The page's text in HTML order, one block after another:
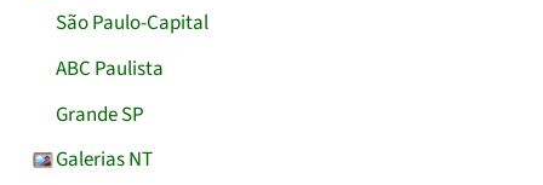
São Paulo-Capital
ABC Paulista
Grande SP
Galerias NT